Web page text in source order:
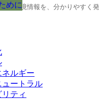
つ環境情報を、分かりやすく
ルギー
ュートラル
ティ
めに
めに
めに
めに
めに
めに
めに
めに
めに